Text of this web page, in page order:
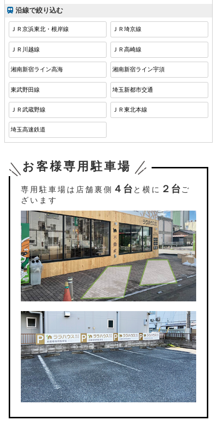
沿線で絞り込む
ＪＲ京浜東北・根岸線 ＪＲ埼京線
ＪＲ川越線 ＪＲ高崎線
湘南新宿ライン高海 湘南新宿ライン宇須
東武野田線 埼玉新都市交通
ＪＲ武蔵野線 ＪＲ東北本線
埼玉高速鉄道
お客様専用駐車場
専用駐車場は店舗裏側 ４台 と横に ２台 ご
ざいます